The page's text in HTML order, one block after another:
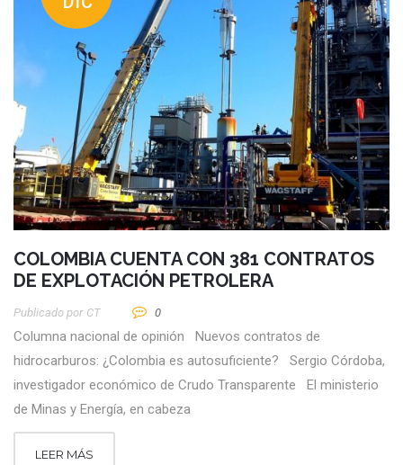
COLOMBIA CUENTA CON 381 CONTRATOS
DE EXPLOTACIÓN PETROLERA
Publicado por CT 0
Columna nacional de opinión Nuevos contratos de
hidrocarburos: ¿Colombia es autosuficiente? Sergio Córdoba,
investigador económico de Crudo Transparente El ministerio
de Minas y Energía, en cabeza
LEER MÁS